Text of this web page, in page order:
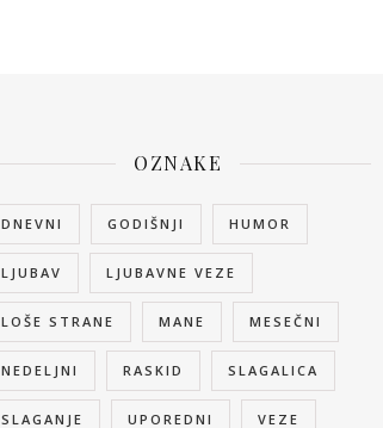
OZNAKE
DNEVNI GODIŠNJI HUMOR
LJUBAV LJUBAVNE VEZE
LOŠE STRANE MANE MESEČNI
NEDELJNI RASKID SLAGALICA
SLAGANJE UPOREDNI VEZE